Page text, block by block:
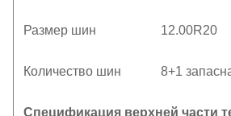
Размер шин 12.00R20
Количество шин 8+1
Спецификация верхней части